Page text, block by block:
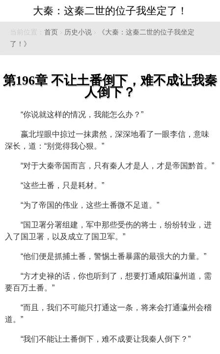
大秦：这秦二世的位子我坐定了！
当前位置： 首页 › 历史小说 ›
《大秦：这秦二世的位子我坐定
了！》
第196章 不让土番倒下，难不成让我秦
人倒下？
“你说就这样的情况，我能怎么办？”
嬴北埕眼中掠过一抹肃然，深深地看了一眼李信，意味
深长，道：“别觉得我心狠。”
“对于大秦帝国而言，只有秦人才是人，才是帝国黔首。”
“这些土番，只是耗材。”
“为了帝国的伟业，这些土番微不足道。”
“国卫署分署组建，军中那些受伤的将士，纷纷转业，进
入了国卫署，以及成立了国卫军。”
“他们便是抓捕土番，警惕土番暴露的最强大的力量。”
“方才史禄的话，你也听到了，想要打通咸阳瀛州道，需
要百万土番。”
“而且，我们不可能只打通这一条，将来会打通瀛州会稽
道。”
“我们不能让土番倒下，难不成要让我秦人倒下？”